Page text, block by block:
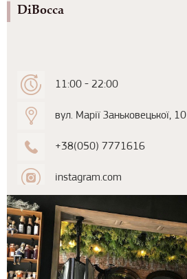
DiBocca
11:00 - 22:00
вул. Марії Заньковецької, 10
+38(050) 7771616
instagram.com